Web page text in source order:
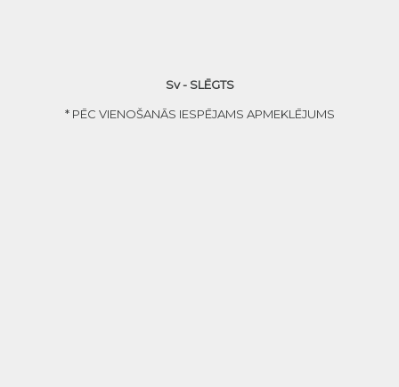
Sv - SLĒGTS
* PĒC VIENOŠANĀS IESPĒJAMS APMEKLĒJUMS